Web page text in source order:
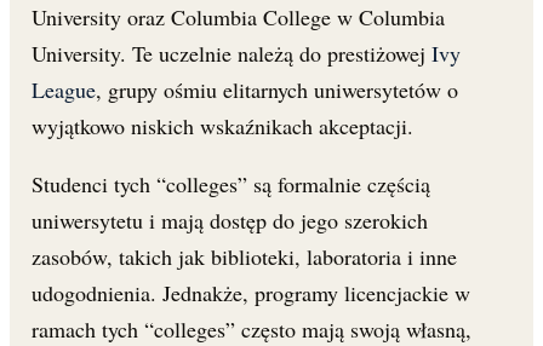
University oraz Columbia College w Columbia
University. Te uczelnie należą do prestiżowej Ivy
League, grupy ośmiu elitarnych uniwersytetów o
wyjątkowo niskich wskaźnikach akceptacji.
Studenci tych “colleges” są formalnie częścią
uniwersytetu i mają dostęp do jego szerokich
zasobów, takich jak biblioteki, laboratoria i inne
udogodnienia. Jednakże, programy licencjackie w
ramach tych “colleges” często mają swoją własną,